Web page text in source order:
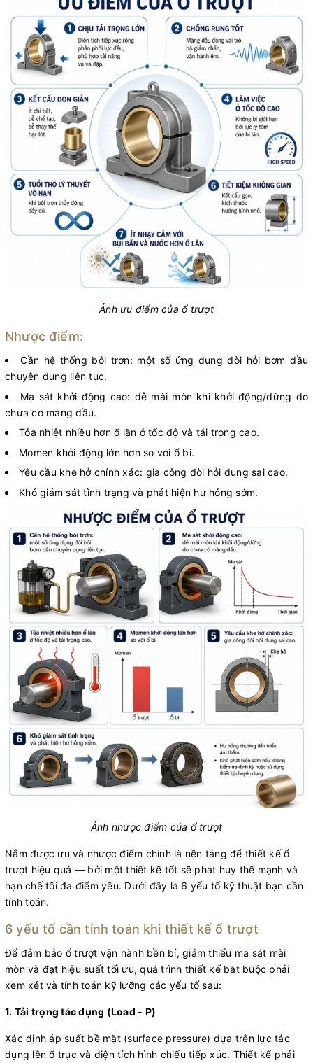
Ảnh ưu điểm của ổ trượt
Nhược điểm:
Cần hệ thống bôi trơn: một số ứng dụng đòi hỏi bơm dầu
chuyên dụng liên tục.
Ma sát khởi động cao: dễ mài mòn khi khởi động/dừng do
chưa có màng dầu.
Tỏa nhiệt nhiều hơn ổ lăn ở tốc độ và tải trọng cao.
Momen khởi động lớn hơn so với ổ bi.
Yêu cầu khe hở chính xác: gia công đòi hỏi dung sai cao.
Khó giám sát tình trạng và phát hiện hư hỏng sớm.
Ảnh nhược điểm của ổ trượt
Nắm được ưu và nhược điểm chính là nền tảng để thiết kế ổ
trượt hiệu quả — bởi một thiết kế tốt sẽ phát huy thế mạnh và
hạn chế tối đa điểm yếu. Dưới đây là 6 yếu tố kỹ thuật bạn cần
tính toán.
6 yếu tố cần tính toán khi thiết kế ổ trượt
Để đảm bảo ổ trượt vận hành bền bỉ, giảm thiểu ma sát mài
mòn và đạt hiệu suất tối ưu, quá trình thiết kế bắt buộc phải
xem xét và tính toán kỹ lưỡng các yếu tố sau:
1. Tải trọng tác dụng (Load - P)
Xác định áp suất bề mặt (surface pressure) dựa trên lực tác
dụng lên ổ trục và diện tích hình chiếu tiếp xúc. Thiết kế phải